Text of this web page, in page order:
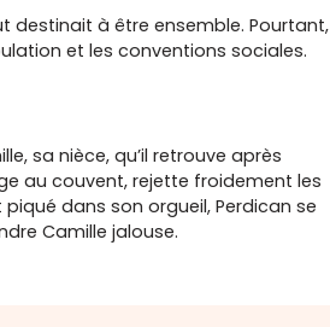
destinait à être ensemble. Pourtant,
et les conventions sociales.
sa nièce, qu’il retrouve après
au couvent, rejette froidement les
dans son orgueil, Perdican se
Camille jalouse.